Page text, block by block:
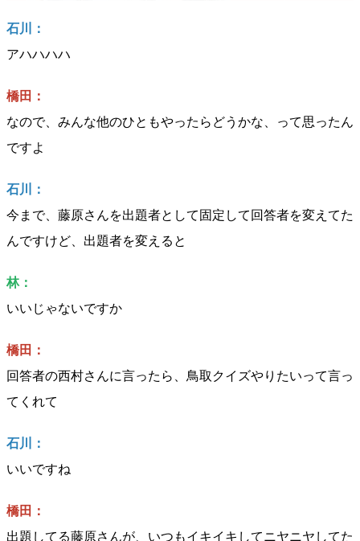
石川：
アハハハハ
橋田：
なので、みんな他のひともやったらどうかな、って思ったん
ですよ
石川：
今まで、藤原さんを出題者として固定して回答者を変えてた
んですけど、出題者を変えると
林：
いいじゃないですか
橋田：
回答者の西村さんに言ったら、鳥取クイズやりたいって言っ
てくれて
石川：
いいですね
橋田：
出題してる藤原さんが、いつもイキイキしてニヤニヤしてた